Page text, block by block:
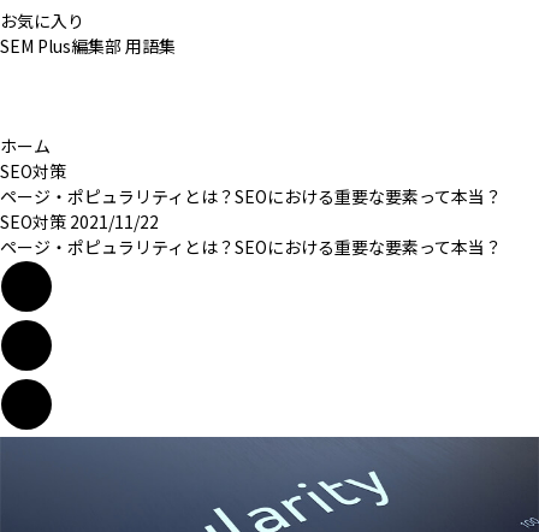
お気に入り
SEM Plus編集部 用語集
ホーム
SEO対策
ページ・ポピュラリティとは？SEOにおける重要な要素って本当？
SEO対策 2021/11/22
ページ・ポピュラリティとは？SEOにおける重要な要素って本当？